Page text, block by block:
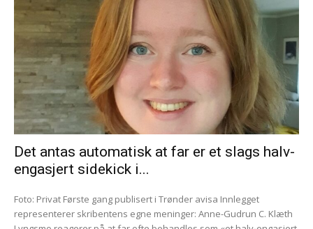
Det antas automatisk at far er et slags halv-
engasjert sidekick i...
Foto: Privat Første gang publisert i Trønder avisa Innlegget
representerer skribentens egne meninger: Anne-Gudrun C. Klæth